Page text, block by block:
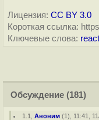
Лицензия: CC BY 3.0
Короткая ссылка:
Ключевые слова:
Обсуждение (181)
1.1 ,Аноним (1), 11:41,